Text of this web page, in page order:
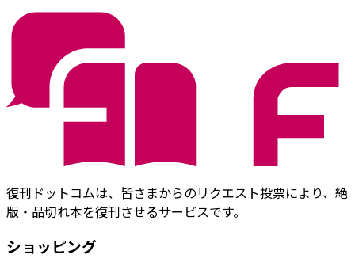
復刊ドットコムは、皆さまからのリクエスト投票により、絶
版・品切れ本を復刊させるサービスです。
ショッピング